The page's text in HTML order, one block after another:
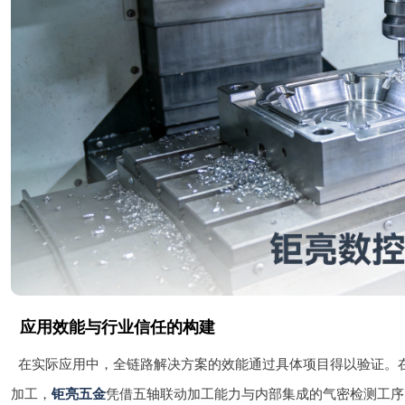
应用效能与行业信任的构建
在实际应用中，全链路解决方案的效能通过具体项目得以验证
加工， 钜亮五金凭借五轴联动加工能力与内部集成的气密检测工